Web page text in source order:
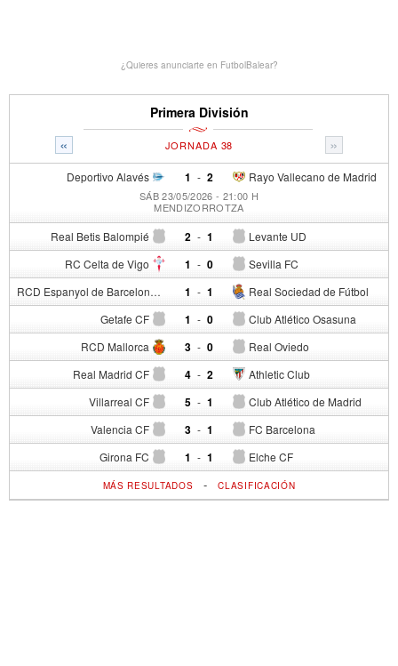
¿Quieres anunciarte en FutbolBalear?
Primera División
« »
JORNADA 38
Deportivo Alavés 1 - Rayo Vallecano de Madrid
2
SÁB 23/05/2026 - 21:00 H
MENDIZORROTZA
Real Betis Balompié 2 - Levante UD
1
RC Celta de Vigo 1 - Sevilla FC
0
RCD Espanyol de Barcelona 1 - Real Sociedad de Fútbol
1
Getafe CF 1 - Club Atlético Osasuna
0
RCD Mallorca 3 - Real Oviedo
0
Real Madrid CF 4 - Athletic Club
2
Villarreal CF 5 - Club Atlético de Madrid
1
Valencia CF 3 - FC Barcelona
1
Girona FC 1 - Elche CF
1
MÁS RESULTADOS -CLASIFICACIÓN